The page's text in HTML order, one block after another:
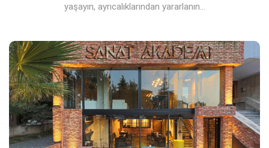
yaşayın, ayrıcalıklarından yararlanın…